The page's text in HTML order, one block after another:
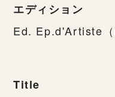
エディション
Ed. Ep.d'Artiste（
Title